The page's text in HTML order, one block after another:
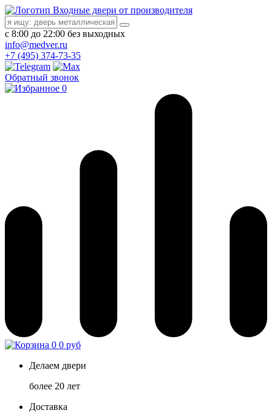
Входные двери от производителя
с 8:00 до 22:00 без выходных
info@medver.ru
+7 (495) 374-73-35
Обратный звонок
0
0 0 руб
Делаем двери
более 20 лет
Доставка